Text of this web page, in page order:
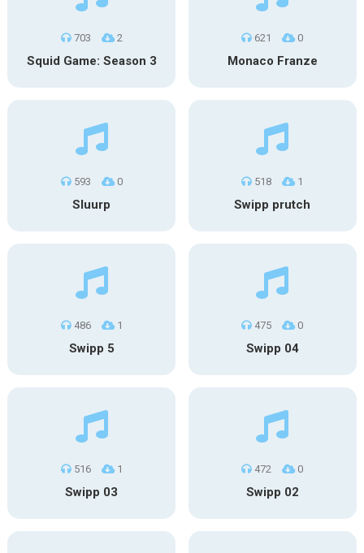
703 2
Squid Game: Season 3
621 0
Monaco Franze
593 0
Sluurp
518 1
Swipp prutch
486 1
Swipp 5
475 0
Swipp 04
516 1
Swipp 03
472 0
Swipp 02